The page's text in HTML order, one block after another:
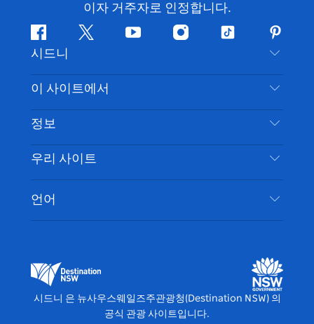
이자 거주자로 인정합니다.
페
이
스
북
지
귀
다
유
브
인
타
램
틱
핀
터
레
스
트
시드니
문의하기
부인 성명
쿠키 고지
이 사이트에서
목적지
할 일
이벤트
숙소
정보
여행 정보
시드니 접근성
귀하의 사업을 등록하세요
우리 사이트
뉴사우스웨일즈주관광청(Destination NSW) 미디
어 센터
비비드 시드니(Vivid Sydney)
언어
시드니 은 뉴사우스웨일즈주관광청(Destination NSW) 의
공식 관광 사이트입니다.